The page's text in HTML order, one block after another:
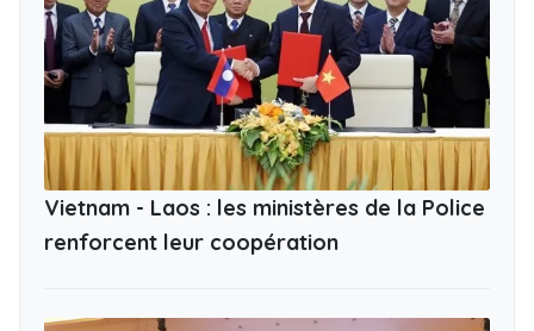
Vietnam - Laos : les ministères de la Police
renforcent leur coopération